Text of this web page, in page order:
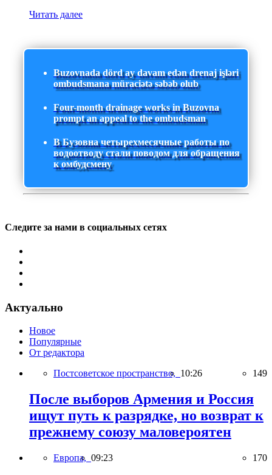
Читать далее
Buzovnada dörd ay davam edən drenaj işləri
ombudsmana müraciətə səbəb olub
Four-month drainage works in Buzovna
prompt an appeal to the ombudsman
В Бузовна четырехмесячные работы по
водоотводу стали поводом для обращения
к омбудсмену
Следите за нами в социальных сетях
Актуально
Новое
Популярные
От редактора
Постсоветское пространство, 10:26 149
После выборов Армения и Россия
ищут путь к разрядке, но возврат к
прежнему союзу маловероятен
Европа, 09:23 170